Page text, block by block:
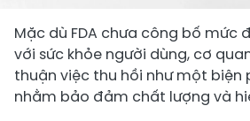
Mặc dù FDA chưa công bố mức
với sức khỏe người dùng, cơ
thuận việc thu hồi như một biện
nhằm bảo đảm chất lượng và